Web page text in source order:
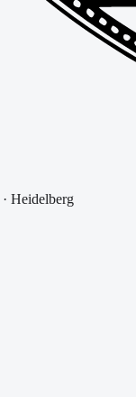
· Heidelberg